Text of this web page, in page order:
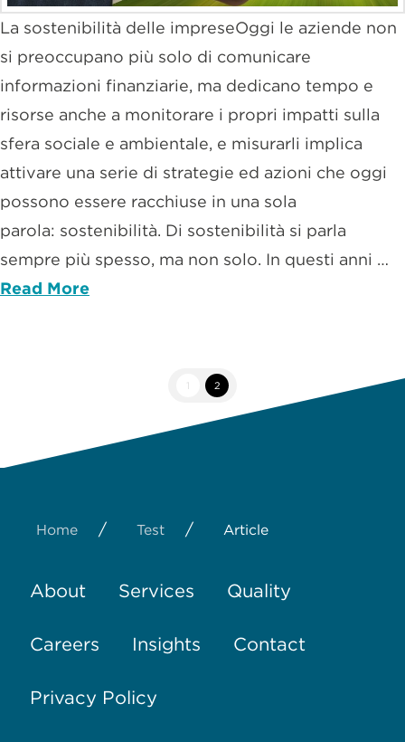
La sostenibilità delle impreseOggi le aziende non
si preoccupano più solo di comunicare
informazioni finanziarie, ma dedicano tempo e
risorse anche a monitorare i propri impatti sulla
sfera sociale e ambientale, e misurarli implica
attivare una serie di strategie ed azioni che oggi
possono essere racchiuse in una sola
parola: sostenibilità. Di sostenibilità si parla
sempre più spesso, ma non solo. In questi anni …
Read More
1 2
Home / Test / Article
About Services Quality
Careers Insights Contact
Privacy Policy